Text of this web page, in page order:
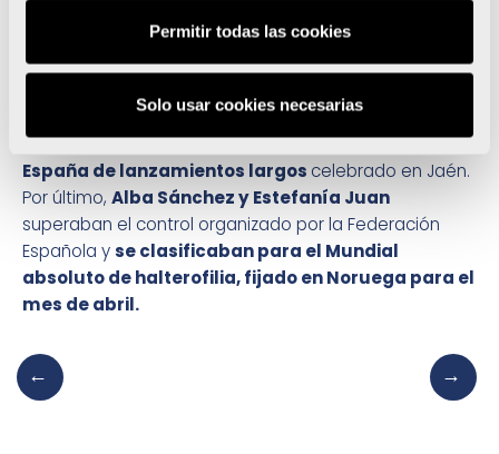
Permitir todas las cookies
Solo usar cookies necesarias
espalda, modalidad prevista para el martes, último día
de competición. Mientras, hasta el momento, el mejor
resultado obtenido por Ester Muñoz del Campo es una
Paula Ferrándiz lograba un meritorio
bronce en la prueba de disco del Campeonato de
España de lanzamientos largos celebrado en Jaén.
Por último, Alba Sánchez y Estefanía Juan
superaban el control organizado por la Federación
Española yse clasificaban para el Mundial
absoluto de halterofilia, fijado en Noruega para el
mes de abril.